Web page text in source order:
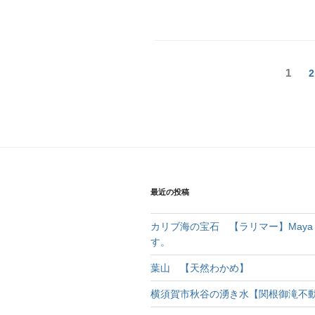
1 2
最近の投稿
カリブ海の宝石 【ラリマー】Maya
す。
葉山 【天然わかめ】
横須賀市秋谷の湧き水【関根御滝不動